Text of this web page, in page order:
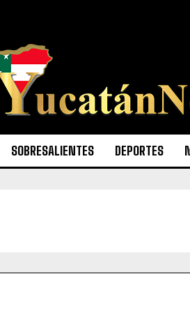
SOBRESALIENTES DEPORTES